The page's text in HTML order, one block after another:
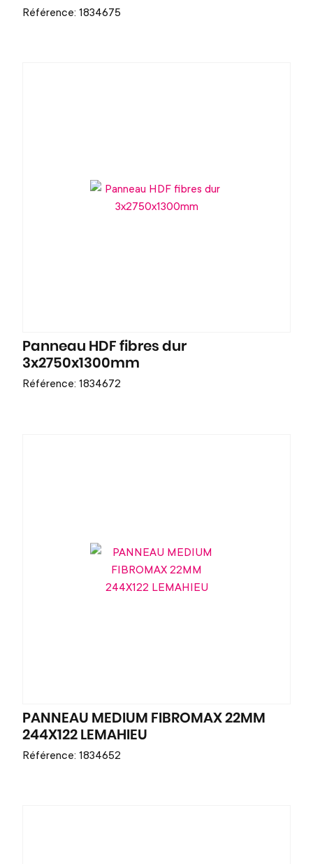
Référence: 1834675
Panneau HDF fibres dur
3x2750x1300mm
Référence: 1834672
PANNEAU MEDIUM FIBROMAX 22MM
244X122 LEMAHIEU
Référence: 1834652